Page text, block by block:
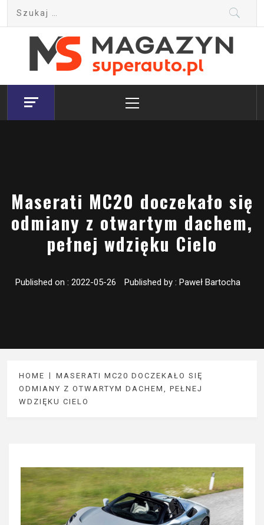
Magazyn.Superauto.pl
Nowy portal motoryzacyjny
Menu
Maserati MC20 doczekało się
odmiany z otwartym dachem,
pełnej wdzięku Cielo
Published on : 2022-05-26 Published by : Paweł Bartocha
HOME
MASERATI MC20 DOCZEKAŁO SIĘ
ODMIANY Z OTWARTYM DACHEM, PEŁNEJ
WDZIĘKU CIELO